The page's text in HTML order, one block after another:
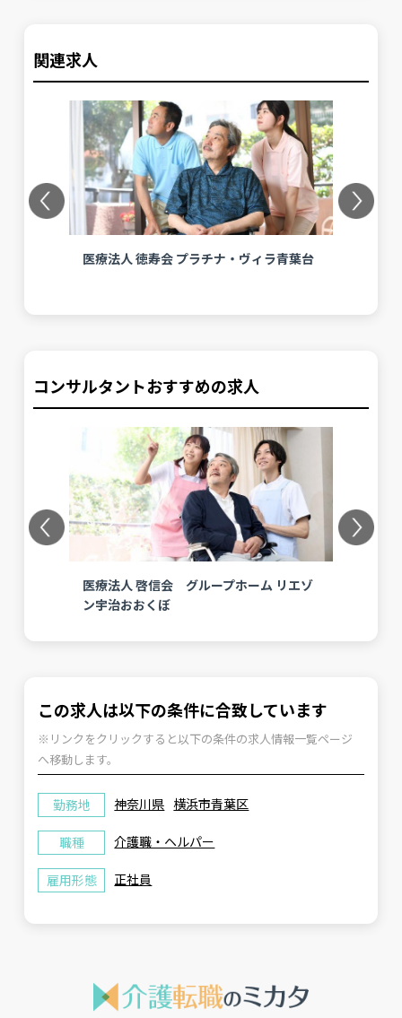
関連求人
Previous
医療法人 徳寿会 プラチナ・ヴィラ青葉台
Next
コンサルタントおすすめの求人
Previous
医療法人 啓信会 グループホーム リエゾ
ン宇治おおくぼ
Next
この求人は以下の条件に合致しています
※リンクをクリックすると以下の条件の求人情報一覧ページ
へ移動します。
勤務地 神奈川県 横浜市青葉区
職種 介護職・ヘルパー
雇用形態 正社員